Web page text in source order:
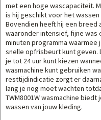
met een hoge wascapaciteit.
is hij geschikt voor het
Bovendien heeft hij een breed
waaronder intensief, fijne was
minuten programma
snelle opfrisbeurt kunt
je tot 24 uur kunt kiezen
wasmachine kunt gebruiken
resttijdindicatie zorgt er
lang je nog moet wachten
TWM8001W wasmachine
wassen van jouw kleding.